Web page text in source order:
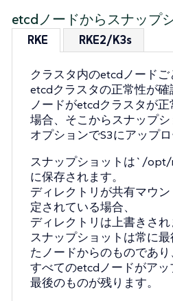
etcdノードからスナップ
RKE RKE2/K3s
クラスタ内のetcdノードご
etcdクラスタの正常性が確
ノードがetcdクラスタが
場合、そこからスナップシ
オプションでS3にアップロ
スナップショットは`/
に保存されます。
ディレクトリが共有マウ
定されている場合、
ディレクトリは上書きされ
スナップショットは常に
たノードからのものであり
すべてのetcdノードがアッ
最後のものが残ります。